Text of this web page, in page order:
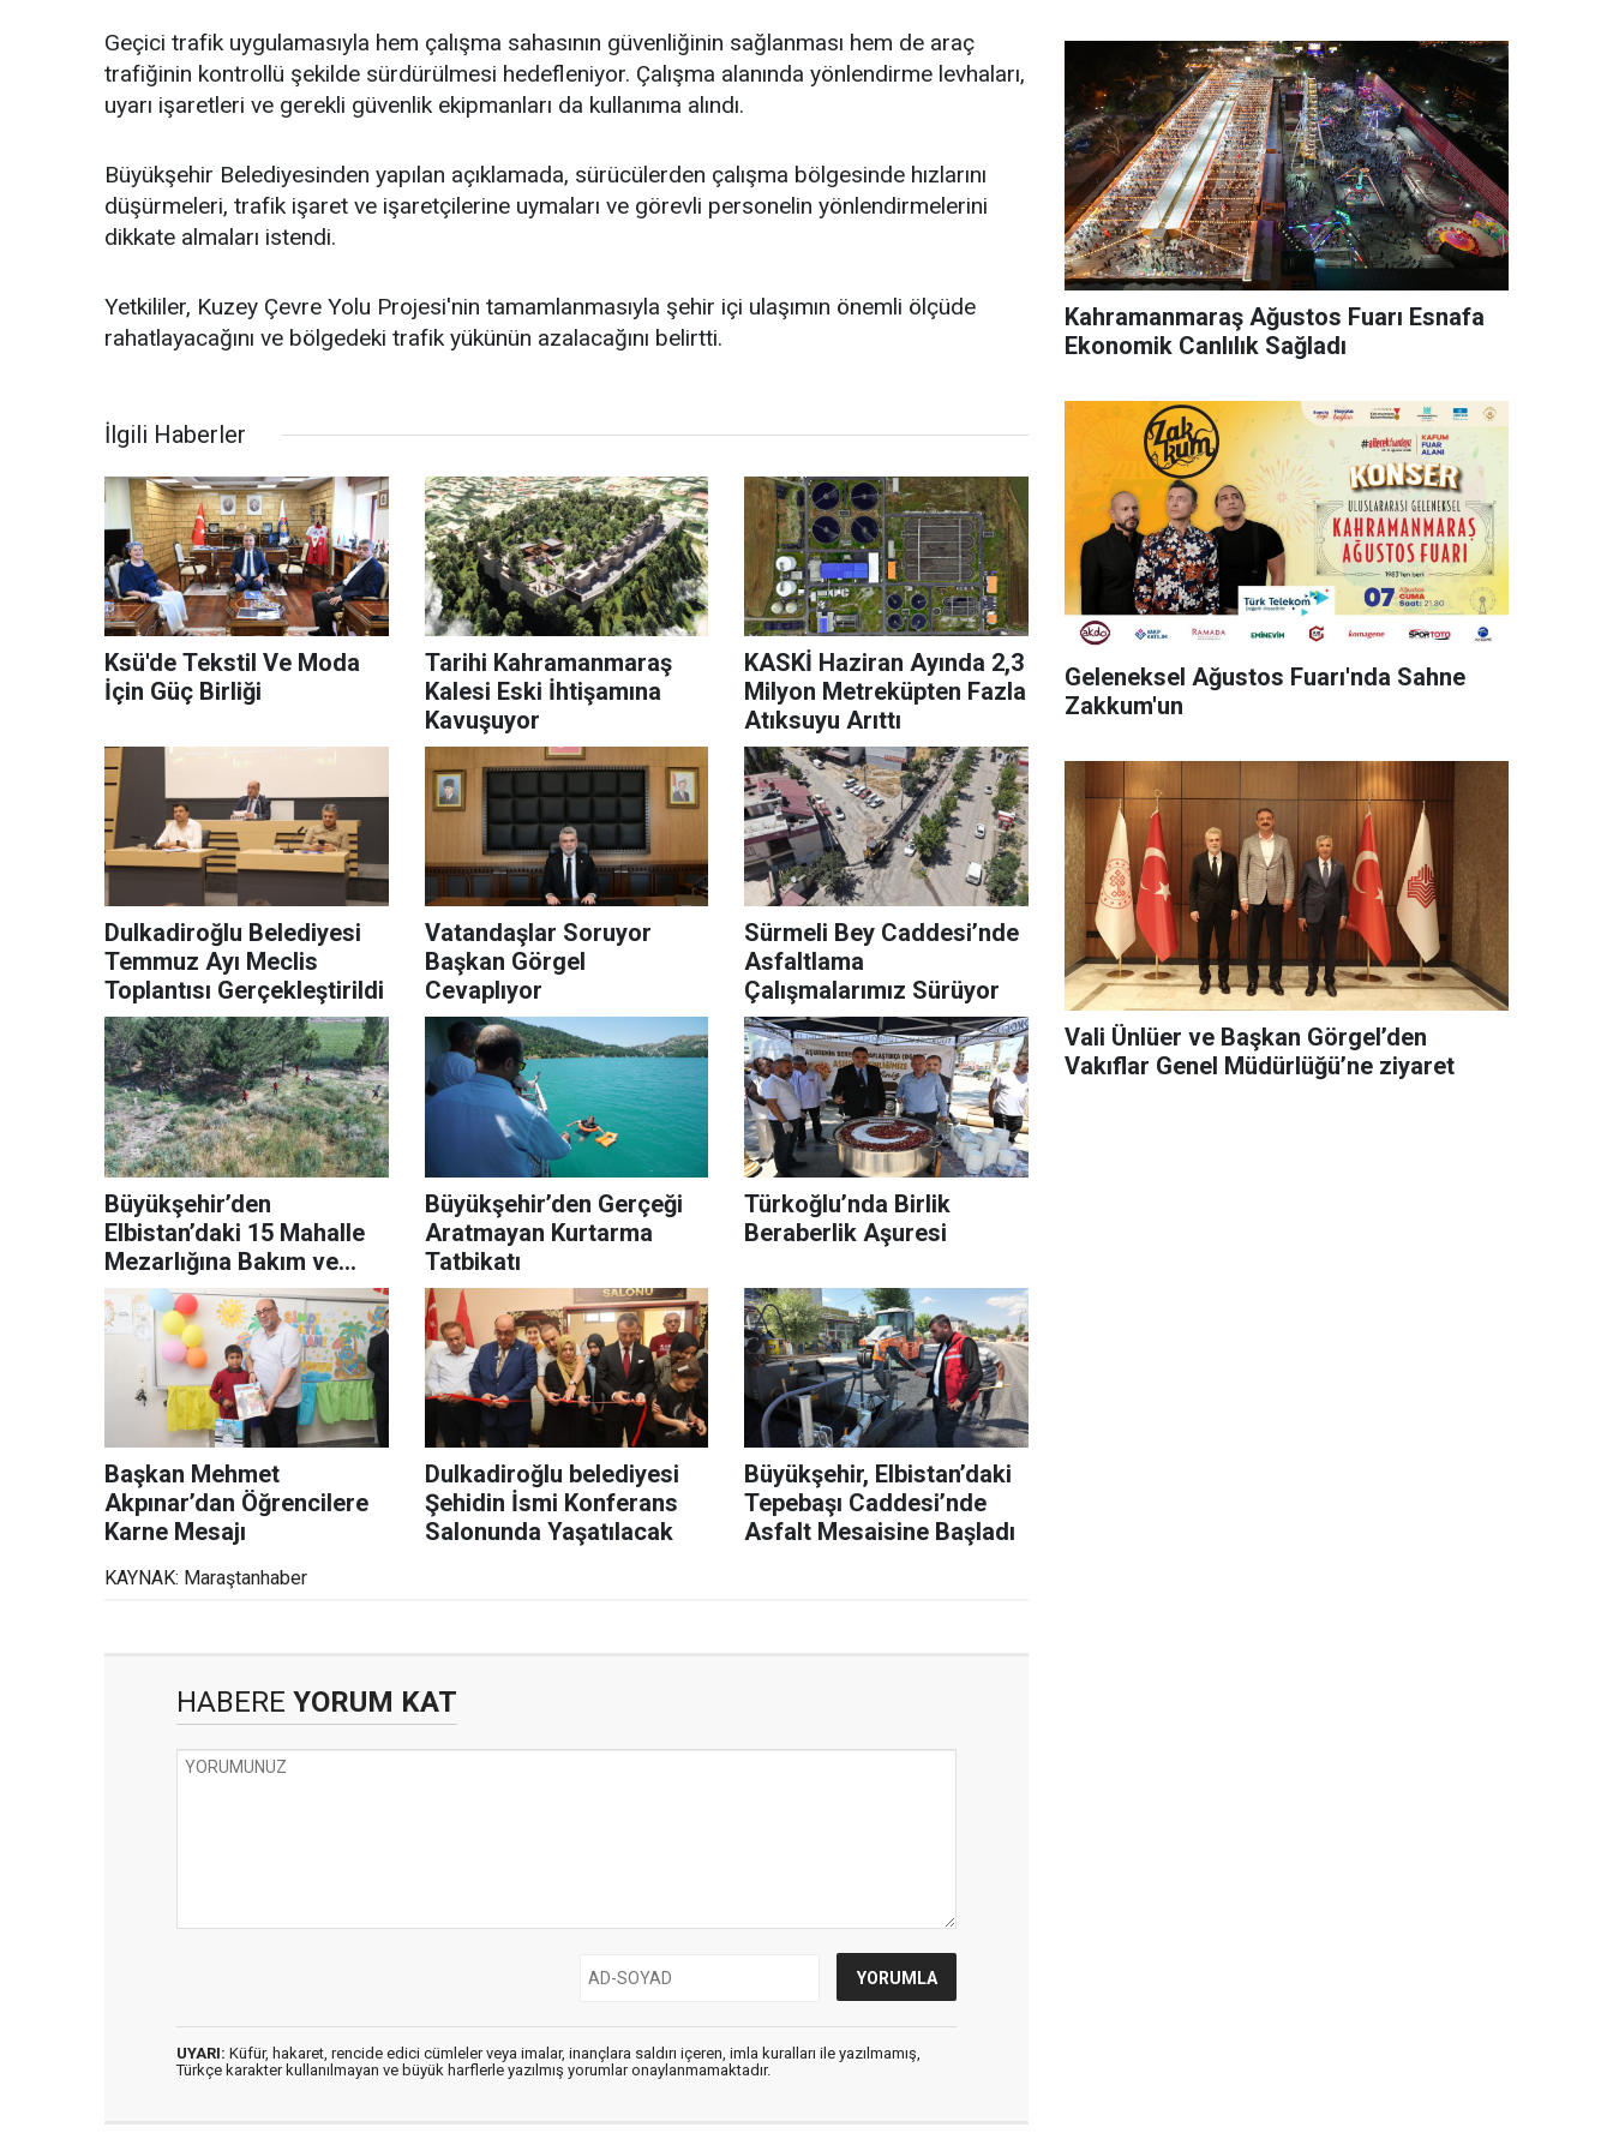
Geçici trafik uygulamasıyla hem çalışma sahasının güvenliğinin sağlanması hem de araç
trafiğinin kontrollü şekilde sürdürülmesi hedefleniyor. Çalışma alanında yönlendirme levhaları,
uyarı işaretleri ve gerekli güvenlik ekipmanları da kullanıma alındı.
Büyükşehir Belediyesinden yapılan açıklamada, sürücülerden çalışma bölgesinde hızlarını
düşürmeleri, trafik işaret ve işaretçilerine uymaları ve görevli personelin yönlendirmelerini
dikkate almaları istendi.
Yetkililer, Kuzey Çevre Yolu Projesi'nin tamamlanmasıyla şehir içi ulaşımın önemli ölçüde
rahatlayacağını ve bölgedeki trafik yükünün azalacağını belirtti.
İlgili Haberler
Ksü'de Tekstil Ve Moda
İçin Güç Birliği
Tarihi Kahramanmaraş
Kalesi Eski İhtişamına
Kavuşuyor
KASKİ Haziran Ayında 2,3
Milyon Metreküpten Fazla
Atıksuyu Arıttı
Dulkadiroğlu Belediyesi
Temmuz Ayı Meclis
Toplantısı Gerçekleştirildi
Vatandaşlar Soruyor
Başkan Görgel
Cevaplıyor
Sürmeli Bey Caddesi’nde
Asfaltlama
Çalışmalarımız Sürüyor
Büyükşehir’den
Elbistan’daki 15 Mahalle
Mezarlığına Bakım ve
Yenileme
Büyükşehir’den Gerçeği
Aratmayan Kurtarma
Tatbikatı
Türkoğlu’nda Birlik
Beraberlik Aşuresi
Başkan Mehmet
Akpınar’dan Öğrencilere
Karne Mesajı
Dulkadiroğlu belediyesi
Şehidin İsmi Konferans
Salonunda Yaşatılacak
Büyükşehir, Elbistan’daki
Tepebaşı Caddesi’nde
Asfalt Mesaisine Başladı
KAYNAK: Maraştanhaber
HABERE YORUM KAT
UYARI: Küfür, hakaret, rencide edici cümleler veya imalar, inançlara saldırı içeren, imla kuralları ile yazılmamış,
Türkçe karakter kullanılmayan ve büyük harflerle yazılmış yorumlar onaylanmamaktadır.
Kahramanmaraş Ağustos Fuarı Esnafa
Ekonomik Canlılık Sağladı
Geleneksel Ağustos Fuarı'nda Sahne
Zakkum'un
Vali Ünlüer ve Başkan Görgel’den
Vakıflar Genel Müdürlüğü’ne ziyaret